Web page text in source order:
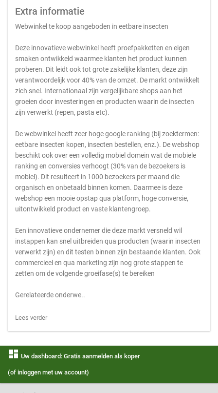
Extra informatie
Webwinkel te koop aangeboden in eetbare insecten
Deze innovatieve webwinkel heeft proefpakketten en eigen
smaken ontwikkeld waarmee klanten het product kunnen
proberen. Dit leidt ook tot grote zakelijke klanten, deze zijn
verantwoordelijk voor 40% van de omzet. De markt ontwikkelt
zich snel. Internationaal zijn vergelijkbare shops aan het
groeien door investeringen en producten waarin de insecten
zijn verwerkt (repen, pasta etc).
De webwinkel heeft zeer hoge google ranking (bij zoektermen:
eetbare insecten kopen, insecten bestellen, enz.). De webshop
beschikt ook over een volledig mobiel domein wat de mobiele
ranking en conversies verhoogt (30% van de bezoekers is
mobiel). Dit resulteert in 1000 bezoekers per maand die
organisch en onbetaald binnen komen. Daarmee is deze
webshop een mooie opstap qua platform, hoge conversie,
uitontwikkeld product en vaste klantengroep.
Een innovatieve ondernemer die deze markt versneld wil
instappen kan snel uitbreiden qua producten (waarin insecten
verwerkt zijn) en dit testen binnen zijn bestaande klanten. Ook
commercieel en qua marketing zijn nog grote stappen te
zetten om de volgende groeifase(s) te bereiken
Gerelateerde onderwe..
Lees verder
dashboard Uw dashboard: Gratis aanmelden als koper
(of inloggen met uw account)